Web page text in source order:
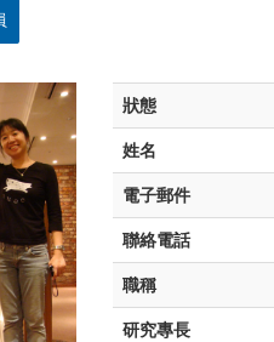
狀態
姓名
電子郵件
聯絡電話
職稱
研究專長